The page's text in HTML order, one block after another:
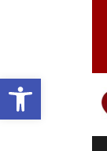
Ανοίξτε τη γραμμή εργαλείων